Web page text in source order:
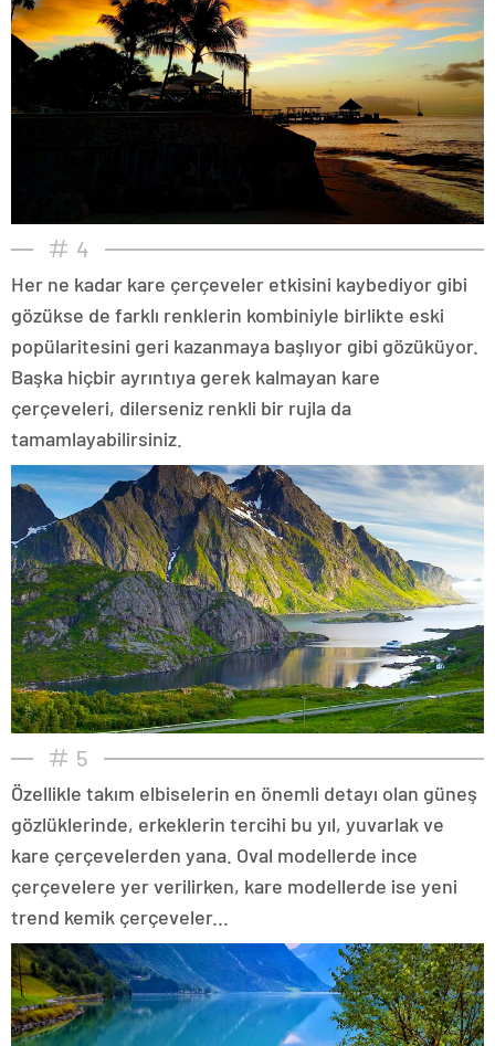
4
Her ne kadar kare çerçeveler etkisini kaybediyor gibi
gözükse de farklı renklerin kombiniyle birlikte eski
popülaritesini geri kazanmaya başlıyor gibi gözüküyor.
Başka hiçbir ayrıntıya gerek kalmayan kare
çerçeveleri, dilerseniz renkli bir rujla da
tamamlayabilirsiniz.
5
Özellikle takım elbiselerin en önemli detayı olan güneş
gözlüklerinde, erkeklerin tercihi bu yıl, yuvarlak ve
kare çerçevelerden yana. Oval modellerde ince
çerçevelere yer verilirken, kare modellerde ise yeni
trend kemik çerçeveler...